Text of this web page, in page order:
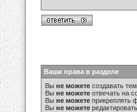
Ваши права в разделе
Вы не можете создавать
Вы не можете отвечать на
Вы не можете прикреплять
Вы не можете